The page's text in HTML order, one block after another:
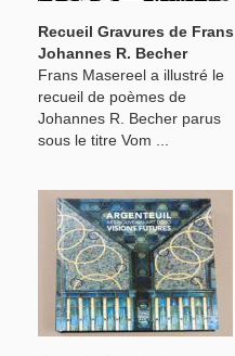
Recueil Gravures de
Johannes R. Becher
Frans Masereel a illustré le
recueil de poèmes de
Johannes R. Becher parus
sous le titre Vom ...